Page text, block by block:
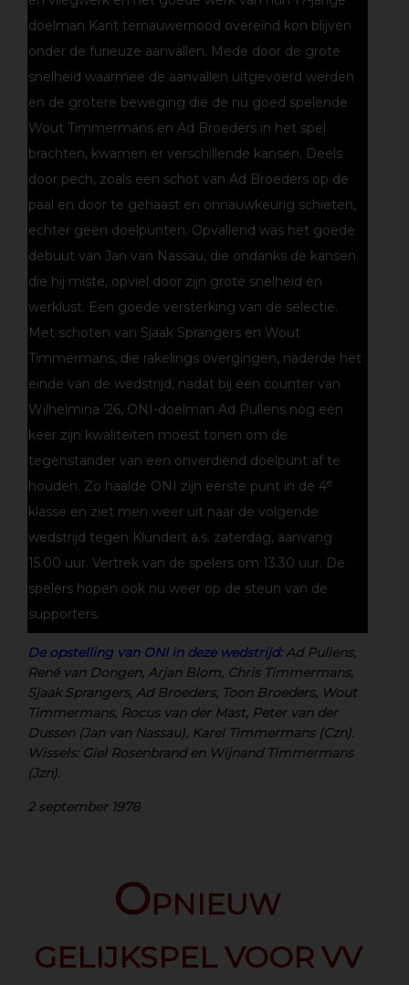
doelman Kant ternauwernood overeind kon blijven
onder de furieuze aanvallen. Mede door de grote
snelheid waarmee de aanvallen uitgevoerd werden
en de grotere beweging die de nu goed spelende
Wout Timmermans en Ad Broeders in het spel
brachten, kwamen er verschillende kansen. Deels
door pech, zoals een schot van Ad Broeders op de
paal en door te gehaast en onnauwkeurig schieten,
echter geen doelpunten. Opvallend was het goede
debuut van Jan van Nassau, die ondanks de kansen
die hij miste, opviel door zijn grote snelheid en
werklust. Een goede versterking van de selectie.
Met schoten van Sjaak Sprangers en Wout
Timmermans, die rakelings overgingen, naderde het
einde van de wedstrijd, nadat bij een counter van
Wilhelmina ’26, ONI-doelman Ad Pullens nog een
keer zijn kwaliteiten moest tonen om de
tegenstander van een onverdiend doelpunt af te
houden. Zo haalde ONI zijn eerste punt in de 4e
klasse en ziet men weer uit naar de volgende
wedstrijd tegen Klundert a.s. zaterdag, aanvang
15.00 uur. Vertrek van de spelers om 13.30 uur. De
spelers hopen ook nu weer op de steun van de
supporters.
De opstelling van ONI in deze wedstrijd:Ad Pullens,
René van Dongen, Arjan Blom, Chris Timmermans,
Sjaak Sprangers, Ad Broeders, Toon Broeders, Wout
Timmermans, Rocus van der Mast, Peter van der
Dussen (Jan van Nassau), Karel Timmermans (Czn).
Wissels: Giel Rosenbrand en Wijnand Timmermans
(Jzn).
2 september 1978
OPNIEUW
GELIJKSPEL VOOR VV